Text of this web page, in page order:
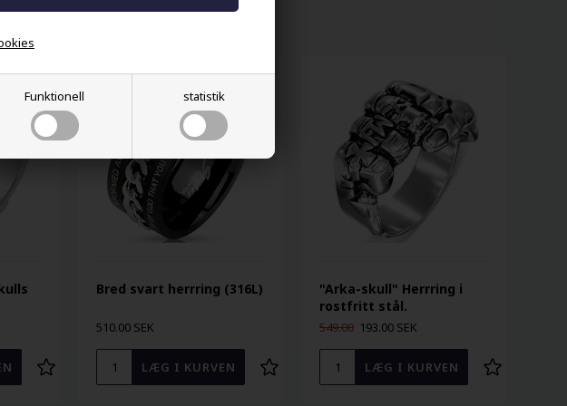
Funktionell statistik
Bred svart herrring (316L)
510.00 SEK
"Arka-skull" Herrring i
rostfritt stål.
549.00 193.00 SEK